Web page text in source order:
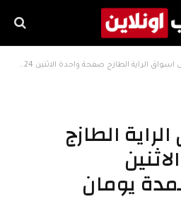
الراية الطازج صفحة واحدة الاثنين 21/10/2024 لمدة يومان
الطازج